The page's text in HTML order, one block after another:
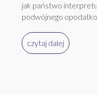
jak państwo
podwójnego
czytaj dalej